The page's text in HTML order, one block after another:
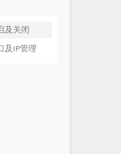
port="端口"
及关闭
及IP管理